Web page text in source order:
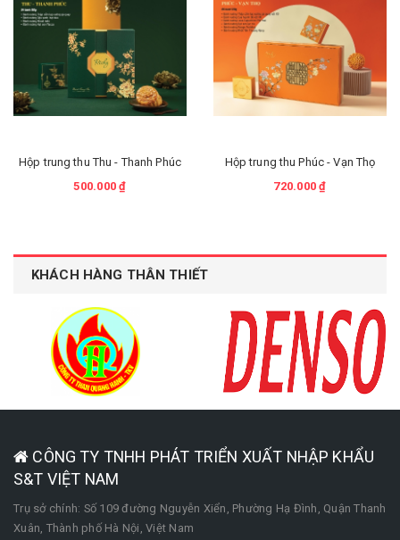
Hộp trung thu Thu - Thanh Phúc
500.000 ₫
Hộp trung thu Phúc - Vạn Thọ
720.000 ₫
KHÁCH HÀNG THÂN THIẾT
CÔNG TY TNHH PHÁT TRIỂN XUẤT NHẬP KHẨU
S&T VIỆT NAM
Trụ sở chính: Số 109 đường Nguyễn Xiển, Phường Hạ Đình, Quận Thanh
Xuân, Thành phố Hà Nội, Việt Nam